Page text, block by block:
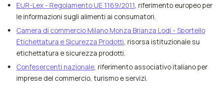
EUR-Lex - Regolamento UE 1169/2011, riferimento europeo per
le informazioni sugli alimenti ai consumatori.
Camera di commercio Milano Monza Brianza Lodi - Sportello
Etichettatura e Sicurezza Prodotti, risorsa istituzionale su
etichettatura e sicurezza prodotti.
Confesercenti nazionale, riferimento associativo italiano per
imprese del commercio, turismo e servizi.